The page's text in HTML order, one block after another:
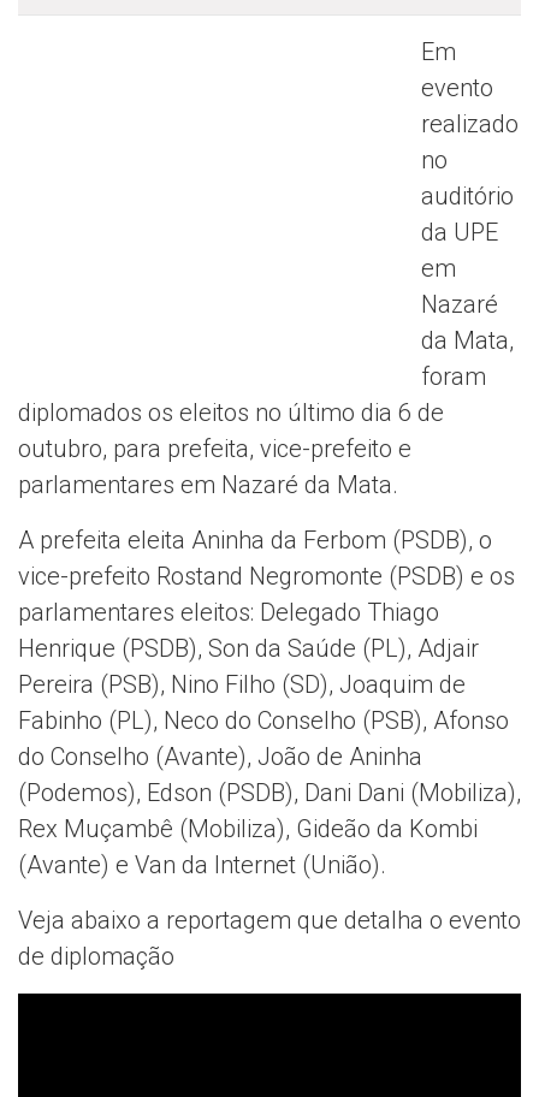
Em
evento
realizado
no
auditório
da UPE
em
Nazaré
da Mata,
foram
diplomados os eleitos no último dia 6 de
outubro, para prefeita, vice-prefeito e
parlamentares em Nazaré da Mata.
A prefeita eleita Aninha da Ferbom (PSDB), o
vice-prefeito Rostand Negromonte (PSDB) e os
parlamentares eleitos: Delegado Thiago
Henrique (PSDB), Son da Saúde (PL), Adjair
Pereira (PSB), Nino Filho (SD), Joaquim de
Fabinho (PL), Neco do Conselho (PSB), Afonso
do Conselho (Avante), João de Aninha
(Podemos), Edson (PSDB), Dani Dani (Mobiliza),
Rex Muçambê (Mobiliza), Gideão da Kombi
(Avante) e Van da Internet (União).
Veja abaixo a reportagem que detalha o evento
de diplomação